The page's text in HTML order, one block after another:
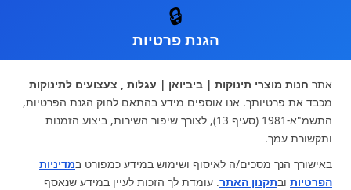
עגלות וטיולונים
כיסא בטיחות ואביזרים
ריהוט לתינוקות
מצעים למיטת תינוק וטקסטיל
צעצועי ילדים
על גלגלים
הנקה והאכלה
מוצרי אמבטיה
מוזמנים לבקר אותנו:
🔒
הגנת פרטיות
אתר חנות מוצרי תינוקות | ביביואן | עגלות , צעצועים לתינוקות
מכבד את פרטיותך. אנו אוספים מידע בהתאם לחוק הגנת הפרטיות,
התשמ"א-1981 (סעיף 13), לצורך שיפור השירות, ביצוע הזמנות
ותקשורת עמך.
באישורך הנך מסכים/ה לאיסוף ושימוש במידע כמפורט במדיניות
הפרטיות ובתקנון האתר. עומדת לך הזכות לעיין במידע שנאסף